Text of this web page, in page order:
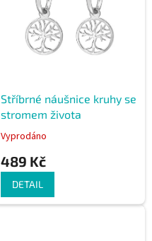
Stříbrné náušnice kruhy se
stromem života
Vyprodáno
489 Kč
DETAIL